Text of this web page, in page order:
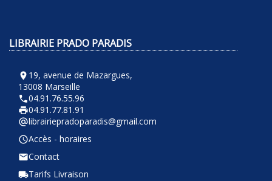
LIBRAIRIE PRADO PARADIS
room 19, avenue de Mazargues,
13008 Marseille
phone04.91.76.55.96
local_printshop04.91.77.81.91
alternate_emaillibrairiepradoparadis@gmail.com
query_builderAccès - horaires
emailContact
local_shippingTarifs Livraison